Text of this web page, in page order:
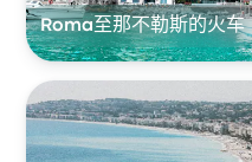
Roma至那不勒斯的火车